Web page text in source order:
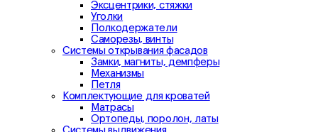
Эксцентрики, стяжки
Уголки
Полкодержатели
Саморезы, винты
Системы открывания фасадов
Замки, магниты, демпферы
Механизмы
Петля
Комплектующие для кроватей
Матрасы
Ортопеды, поролон, латы
Системы выдвижения